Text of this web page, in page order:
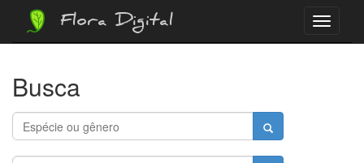
Menu
Flora Digital
Busca